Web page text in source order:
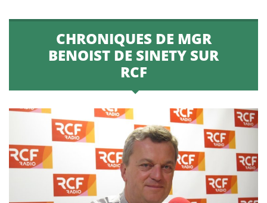
CHRONIQUES DE MGR
BENOIST DE SINETY SUR
RCF